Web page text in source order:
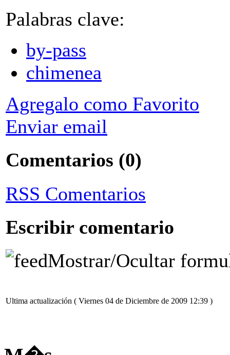
Palabras clave:
by-pass
chimenea
Agregalo como Favorito
Enviar email
Comentarios (0)
RSS Comentarios
Escribir comentario
Mostrar/Ocultar
Ultima actualización ( Viernes 04 de Diciembre de 2009 12:39 )